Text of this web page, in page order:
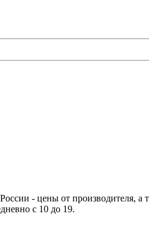
- цены от производителя,
с 10 до 19.